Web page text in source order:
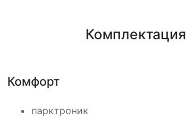
Комплектация
Комфорт
парктроник